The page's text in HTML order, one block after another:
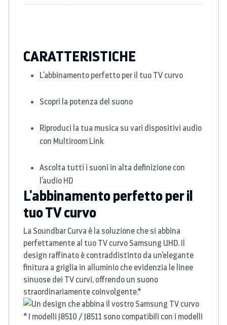
CARATTERISTICHE
L'abbinamento perfetto per il tuo TV curvo
Scopri la potenza del suono
Riproduci la tua musica su vari dispositivi audio
con Multiroom Link
Ascolta tutti i suoni in alta definizione con
l'audio HD
L'abbinamento perfetto per il
tuo TV curvo
La Soundbar Curva è la soluzione che si abbina
perfettamente al tuo TV curvo Samsung UHD. Il
design raffinato è contraddistinto da un'elegante
finitura a griglia in alluminio che evidenzia le linee
sinuose dei TV curvi, offrendo un suono
straordinariamente coinvolgente.*
* I modelli J8510 / J8511 sono compatibili con i modelli